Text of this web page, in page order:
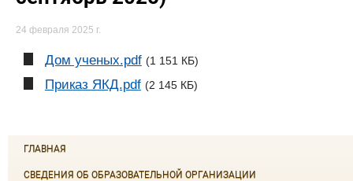
24 февраля 2025 г.
Дом ученых.pdf (1 151 КБ)
Приказ ЯКД.pdf (2 145 КБ)
ГЛАВНАЯ
СВЕДЕНИЯ ОБ ОБРАЗОВАТЕЛЬНОЙ ОРГАНИЗАЦИИ